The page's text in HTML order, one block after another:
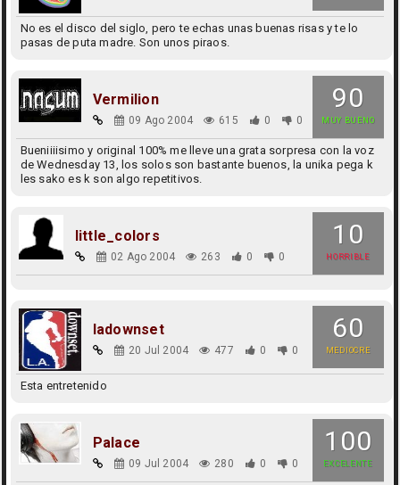
No es el disco del siglo, pero te echas unas buenas risas y te lo
pasas de puta madre. Son unos piraos.
90
MUY BUENO
Vermilion
09 Ago 2004 615 0 0
Bueniiiisimo y original 100% me lleve una grata sorpresa con la voz
de Wednesday 13, los solos son bastante buenos, la unika pega k
les sako es k son algo repetitivos.
10
HORRIBLE
little_colors
02 Ago 2004 263 0 0
60
MEDIOCRE
ladownset
20 Jul 2004 477 0 0
Esta entretenido
100
EXCELENTE
Palace
09 Jul 2004 280 0 0